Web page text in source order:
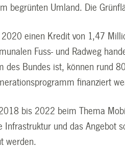
begrünten Umland. Die
einen Kredit von 1,47
Fuss- und Radweg
des Bundes ist, können rund
finanziert
bis 2022 beim Thema
Infrastruktur und das Angebot
werden.